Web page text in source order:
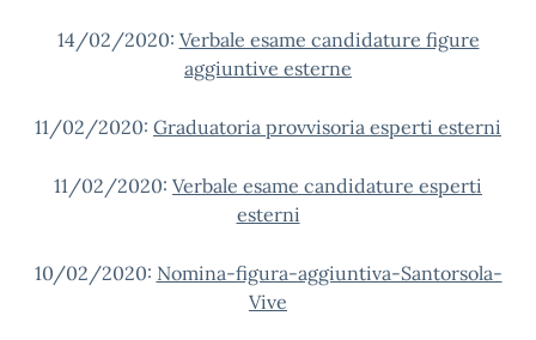
14/02/2020: Verbale esame candidature figure
aggiuntive esterne
11/02/2020: Graduatoria provvisoria esperti esterni
11/02/2020: Verbale esame candidature esperti
esterni
10/02/2020: Nomina-figura-aggiuntiva-Santorsola-
Vive